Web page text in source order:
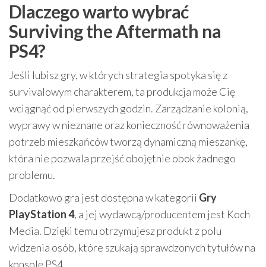
Dlaczego warto wybrać
Surviving the Aftermath na
PS4?
Jeśli lubisz gry, w których strategia spotyka się z
survivalowym charakterem, ta produkcja może Cię
wciągnąć od pierwszych godzin. Zarządzanie kolonią,
wyprawy w nieznane oraz konieczność równoważenia
potrzeb mieszkańców tworzą dynamiczną mieszankę,
która nie pozwala przejść obojętnie obok żadnego
problemu.
Dodatkowo gra jest dostępna w kategorii Gry
PlayStation 4, a jej wydawcą/producentem jest Koch
Media. Dzięki temu otrzymujesz produkt z polu
widzenia osób, które szukają sprawdzonych tytułów na
konsolę PS4.